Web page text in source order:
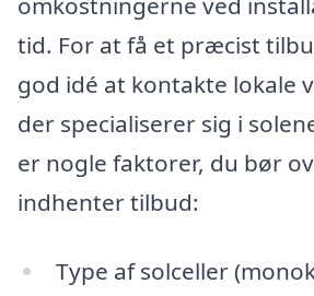
tid. For at få et præcist
god idé at kontakte lokale
der specialiserer sig i
er nogle faktorer, du bør
indhenter tilbud:
Type af solceller